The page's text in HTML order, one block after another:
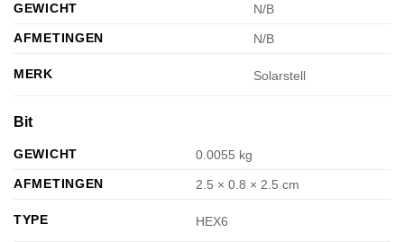
GEWICHT
N/B
AFMETINGEN
N/B
MERK Solarstell
Bit
GEWICHT
0.0055 kg
AFMETINGEN
2.5 × 0.8 × 2.5 cm
TYPE HEX6